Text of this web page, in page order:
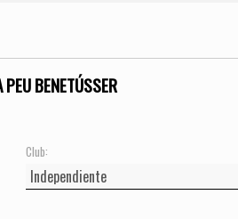
BENETÚSSER
Club: